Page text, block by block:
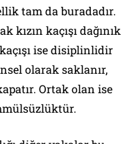
tam da buradadır.
kızın kaçışı dağınık
ise disiplinlidir
olarak saklanır,
Ortak olan ise